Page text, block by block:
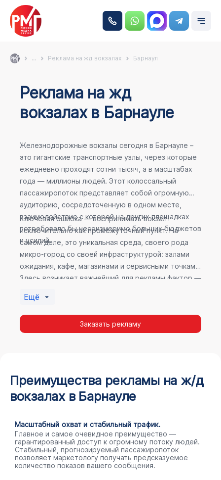
... Реклама на жд вокзалах Барнаул
Реклама на жд
вокзалах в Барнауле
Железнодорожные вокзалы сегодня в Барнауле –
это гигантские транспортные узлы, через которые
ежедневно проходят сотни тысяч, а в масштабах
года — миллионы людей. Этот колоссальный
пассажиропоток представляет собой огромную
аудиторию, сосредоточенную в одном месте,
взаимодействие с которой на других площадках
потребовало бы несоизмеримо больших бюджетов
и усилий.
Ключевая ошибка — воспринимать вокзал
исключительно как промежуточный пункт. На
самом деле, это уникальная среда, своего рода
микро-город со своей инфраструктурой: залами
ожидания, кафе, магазинами и сервисными точками.
Здесь возникает важнейший для рекламы фактор —
пассажир максимально открыт для информации, а
его внимание не так рассеяно, как при беглом
просмотре постов в соцсетях.
Ещё
Заказать рекламу
Преимущества рекламы на ж/д
вокзалах в Барнауле
Масштабный охват и стабильный трафик.
Главное и самое очевидное преимущество —
гарантированный доступ к огромному потоку людей.
Стабильный, прогнозируемый пассажиропоток
позволяет маркетологу получать предсказуемое
количество показов вашего сообщения.